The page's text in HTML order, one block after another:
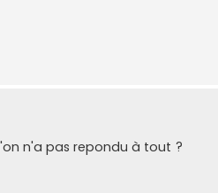
n'a pas repondu à tout ?